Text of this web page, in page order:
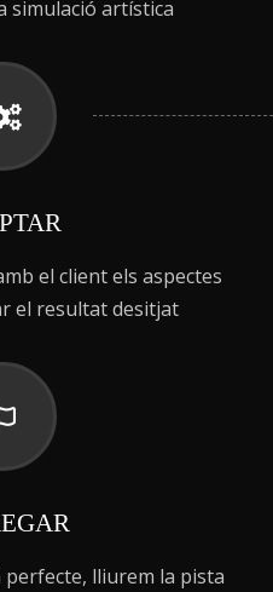
simulació artística
el client els aspectes
el resultat desitjat
lliurem la pista